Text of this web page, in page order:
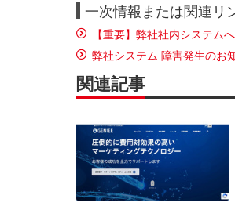
一次情報または関連リ
【重要】弊社社内システム
弊社システム 障害発生のお
関連記事